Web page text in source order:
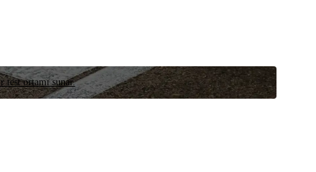
test ortamı sunar.